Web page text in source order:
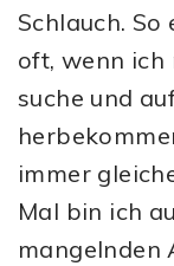
Schlauch.
oft, wenn ich
suche und
immer
Mal bin ich
mangelnden